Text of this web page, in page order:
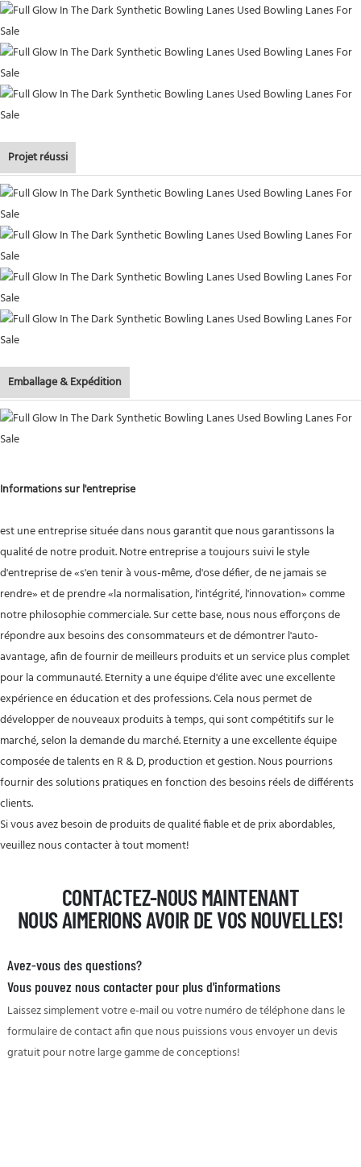
Projet réussi
Emballage & Expédition
Informations sur l'entreprise
est une entreprise située dans nous garantit que nous garantissons la
qualité de notre produit. Notre entreprise a toujours suivi le style
d'entreprise de «s'en tenir à vous-même, d'ose défier, de ne jamais se
rendre» et de prendre «la normalisation, l'intégrité, l'innovation» comme
notre philosophie commerciale. Sur cette base, nous nous efforçons de
répondre aux besoins des consommateurs et de démontrer l'auto-
avantage, afin de fournir de meilleurs produits et un service plus complet
pour la communauté. Eternity a une équipe d'élite avec une excellente
expérience en éducation et des professions. Cela nous permet de
développer de nouveaux produits à temps, qui sont compétitifs sur le
marché, selon la demande du marché. Eternity a une excellente équipe
composée de talents en R & D, production et gestion. Nous pourrions
fournir des solutions pratiques en fonction des besoins réels de différents
clients.
Si vous avez besoin de produits de qualité fiable et de prix abordables,
veuillez nous contacter à tout moment!
CONTACTEZ-NOUS MAINTENANT
NOUS AIMERIONS AVOIR DE VOS NOUVELLES!
Avez-vous des questions?
Vous pouvez nous contacter pour plus d'informations
Laissez simplement votre e-mail ou votre numéro de téléphone dans le
formulaire de contact afin que nous puissions vous envoyer un devis
gratuit pour notre large gamme de conceptions!